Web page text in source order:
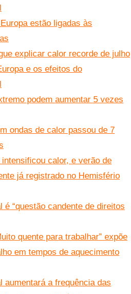
estão ligadas às
explicar calor recorde de julho
e os efeitos do
podem aumentar 5 vezes
ondas de calor passou de 7
calor, e verão de
já registrado no Hemisfério
é “questão candente de direitos
quente para trabalhar” expõe
em tempos de aquecimento
aumentará a frequência das